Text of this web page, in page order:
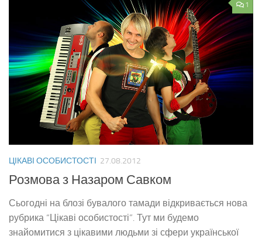
1
ЦІКАВІ ОСОБИСТОСТІ 27.08.2012
Розмова з Назаром Савком
Сьогодні на блозі бувалого тамади відкривається нова
рубрика “Цікаві особистості”. Тут ми будемо
знайомитися з цікавими людьми зі сфери української